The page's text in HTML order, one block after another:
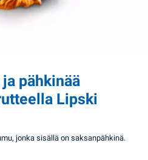
pähkinää
Lipski
jonka sisällä on saksanpähkinä.